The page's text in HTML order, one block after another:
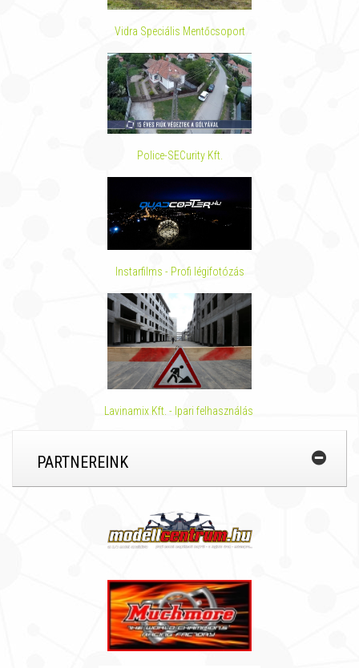
Vidra Speciális Mentőcsoport
Police-SECurity Kft.
Instarfilms - Profi légifotózás
Lavinamix Kft. - Ipari felhasználás
PARTNEREINK